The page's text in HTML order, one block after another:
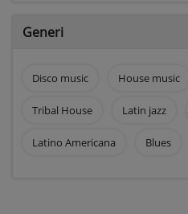
Generi
Disco music House music
Tribal House Latin jazz
Latino Americana Blues